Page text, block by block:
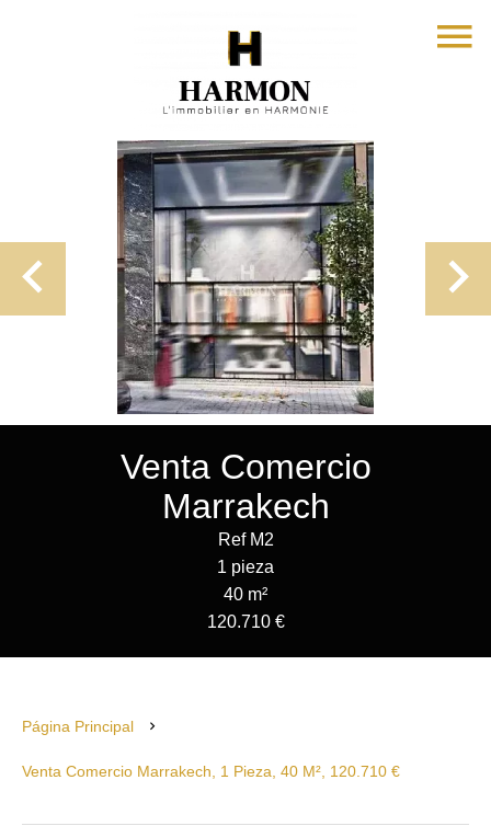
Venta Comercio
Marrakech
Ref M2
1 pieza
40 m²
120.710 €
Página Principal
Venta Comercio Marrakech, 1 Pieza, 40 M², 120.710 €